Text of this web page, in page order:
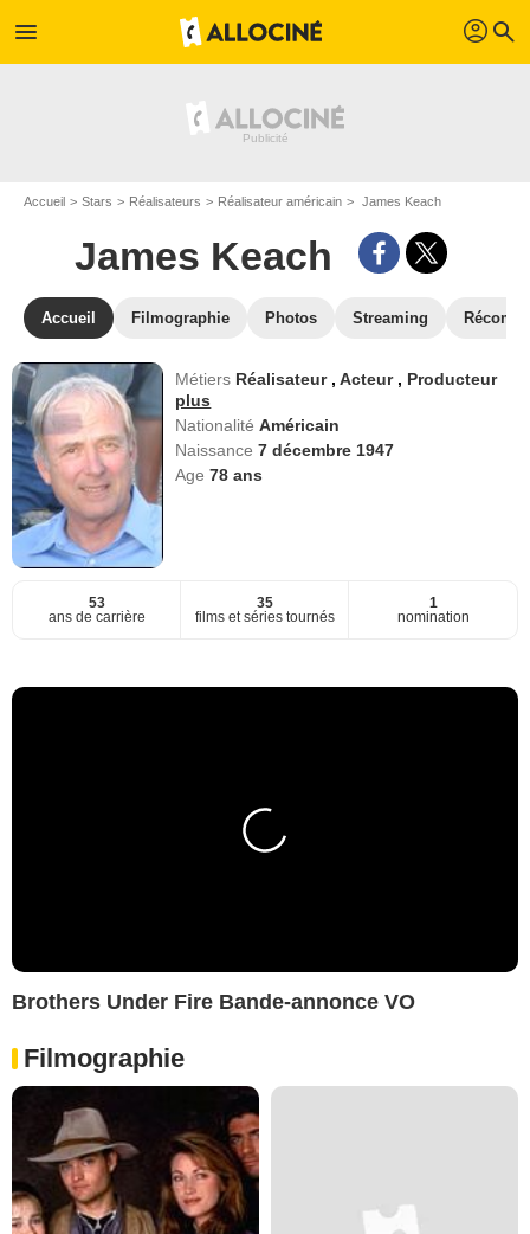
menu profil search
Accueil Stars Réalisateurs Réalisateur américain James Keach
James Keach
Accueil Filmographie Photos Streaming
Métiers Réalisateur ,Acteur , Producteur
plus
NationalitéAméricain
Naissance7 décembre 1947
Age78 ans
53
ans de carrière
35
films et séries tournés
1
nomination
Brothers Under Fire Bande-annonce VO
Filmographie